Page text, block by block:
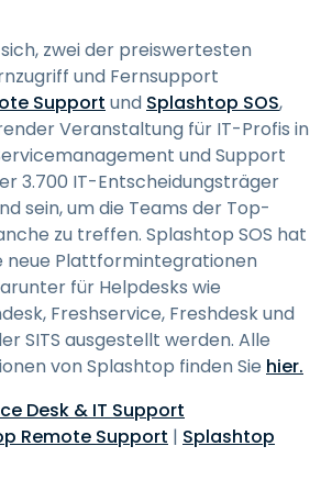
zwei der preiswertesten
und Fernsupport
Support und Splashtop SOS,
Veranstaltung für IT-Profis in
und Support
3.700 IT-Entscheidungsträger
sein, um die Teams der Top-
zu treffen. Splashtop SOS hat
neue Plattformintegrationen
für Helpdesks wie
Freshservice, Freshdesk und
SITS ausgestellt werden. Alle
von Splashtop finden Sie hier.
Desk & IT Support
Remote Support | Splashtop